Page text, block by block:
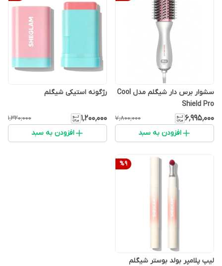
سشوار برس دار شیگلم مدل Cool
Shield Pro
۶٬۹۹۵٬۰۰۰ ۷٬۸۰۰٬۰۰۰
افزودن به سبد
رژگونه استیکی شیگلم
۱٬۲۰۰٬۰۰۰ ۱٬۳۲۰٬۰۰۰
افزودن به سبد
%9
لیپ پلامپر بولد بوستر شیگلم